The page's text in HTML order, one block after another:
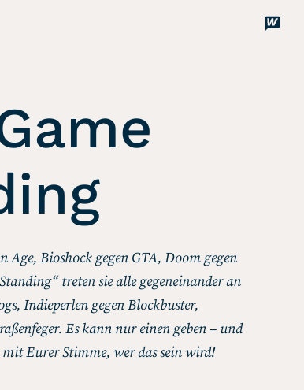
Age, Bioshock gegen GTA, Doom gegen
treten sie alle gegeneinander an
Indieperlen gegen Blockbuster,
Es kann nur einen geben – und
Eurer Stimme, wer das sein wird!